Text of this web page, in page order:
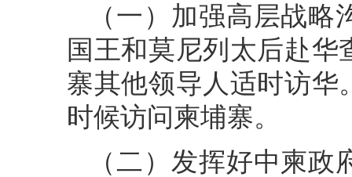
（一）加强高层战
国王和莫尼列太后赴
寨其他领导人适时访华
时候访问柬埔寨。
（二）发挥好中柬